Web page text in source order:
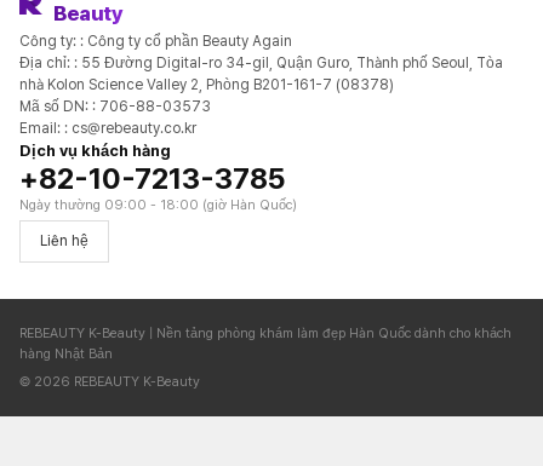
Beauty
Công ty: : Công ty cổ phần Beauty Again
Địa chỉ: : 55 Đường Digital-ro 34-gil, Quận Guro, Thành phố Seoul, Tòa
nhà Kolon Science Valley 2, Phòng B201-161-7 (08378)
Mã số DN: : 706-88-03573
Email: : cs@rebeauty.co.kr
Dịch vụ khách hàng
+82-10-7213-3785
Ngày thường 09:00 - 18:00 (giờ Hàn Quốc)
Liên hệ
REBEAUTY K-Beauty | Nền tảng phòng khám làm đẹp Hàn Quốc dành cho khách
hàng Nhật Bản
© 2026 REBEAUTY K-Beauty